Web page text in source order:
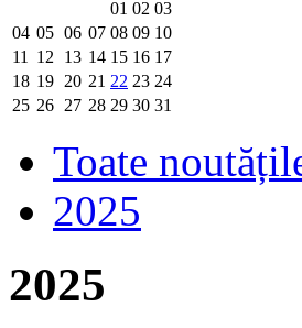
01 02 03
04 05 06 07 08 09 10
11
12 13 14 15 16 17
18 19 20 21 22 23 24
25 26 27 28 29 30 31
Toate
2025
2025